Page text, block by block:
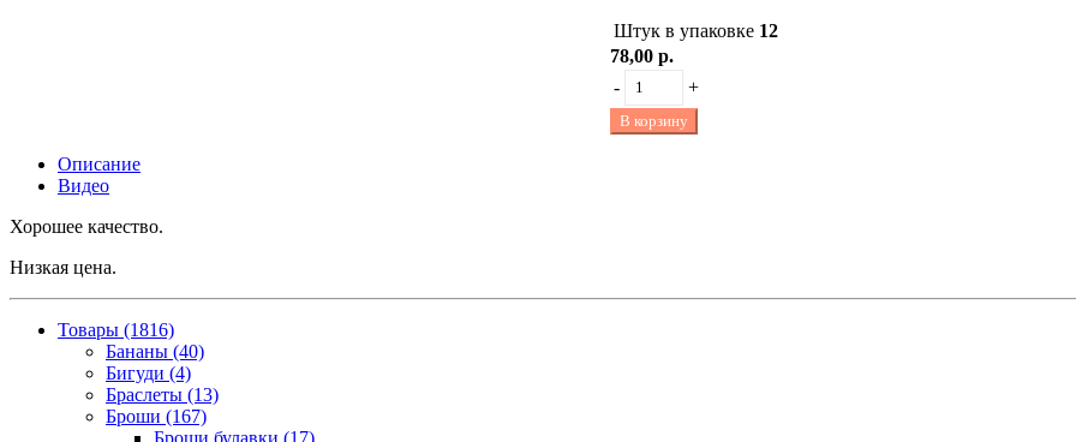
Штук в упаковке 12
78,00 р.
-
+
В корзину
Описание
Видео
Хорошее качество.
Низкая цена.
Товары (1816)
Бананы (40)
Бигуди (4)
Браслеты (13)
Броши (167)
Броши булавки (17)